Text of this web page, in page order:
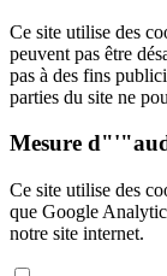
Ce site utilise des
peuvent pas être
pas à des fins
parties du site ne
Mesure
Ce site utilise des
que Google
notre site internet.